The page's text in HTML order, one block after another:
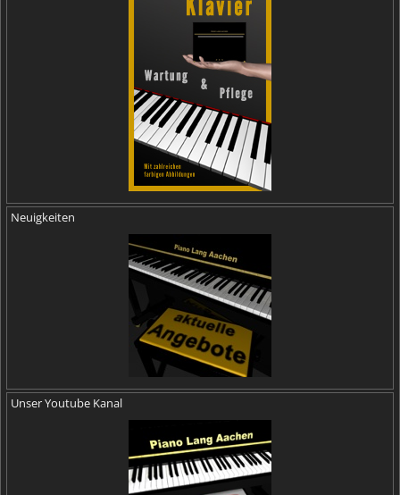
Neuigkeiten
Unser Youtube Kanal